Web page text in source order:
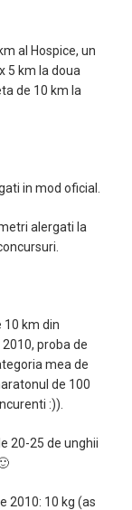
al Hospice, un
5 km la doua
de 10 km la
in mod oficial.
alergati la
10 km din
proba de
mea de
de 100
:)).
20-25 de unghii
2010: 10 kg (as